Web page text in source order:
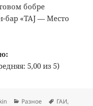
бобре
бар «TAJ — Место
5,00 из 5)
Рубрики
Разное Метки
ГАИ,